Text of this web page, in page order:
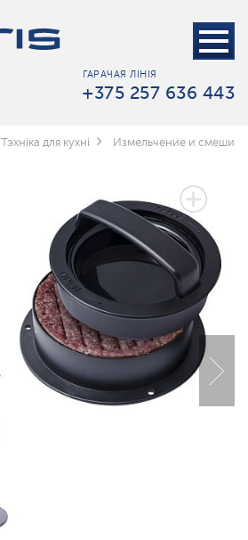
ГАРАЧАЯ ЛІНІЯ
+375 257 636 443
Тэхніка для кухні Измельчение и